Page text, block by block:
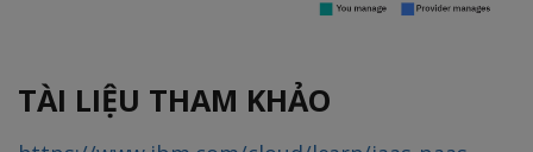
TÀI LIỆU THAM KHẢO